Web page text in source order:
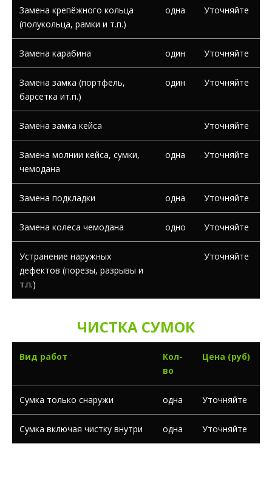
Замена крепёжного кольца
(полукольца, рамки и т.п.)
одна Уточняйте
Замена карабина один Уточняйте
Замена замка (портфель,
барсетка ит.п.)
один Уточняйте
Замена замка кейса Уточняйте
Замена молнии кейса, сумки,
чемодана
одна Уточняйте
Замена подкладки одна Уточняйте
Замена колеса чемодана одно Уточняйте
Устранение наружных
дефектов (порезы, разрывы и
т.п.)
Уточняйте
ЧИСТКА СУМОК
Вид работ
Кол-
во
Цена (руб)
Сумка только снаружи одна Уточняйте
Сумка включая чистку внутри одна Уточняйте